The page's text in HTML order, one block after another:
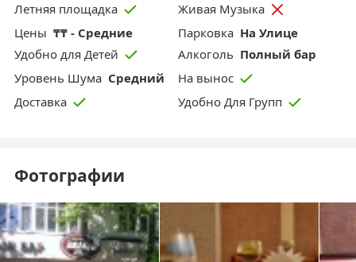
Летняя площадка
Живая Музыка
Цены ₸₸ - Средние Парковка На Улице
Удобно для Детей
Aлкоголь Полный бар
Уровень Шума Средний
На вынос
Доставка
Удобно Для Групп
Фотографии